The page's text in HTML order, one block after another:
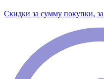
Скидки за сумму покупки,